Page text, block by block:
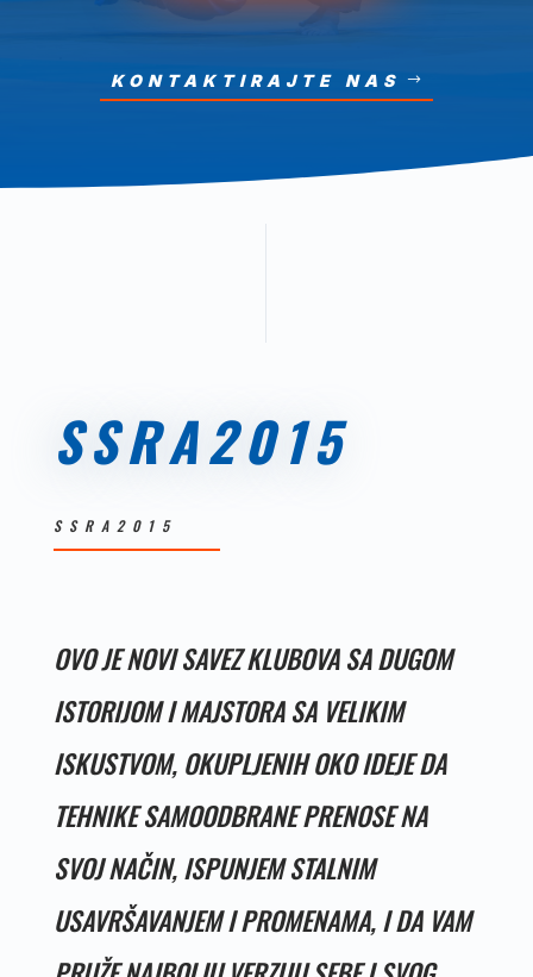
KONTAKTIRAJTE NAS
SSRA2015
SSRA2015
OVO JE NOVI SAVEZ KLUBOVA SA DUGOM
ISTORIJOM I MAJSTORA SA VELIKIM
ISKUSTVOM, OKUPLJENIH OKO IDEJE DA
TEHNIKE SAMOODBRANE PRENOSE NA
SVOJ NAČIN, ISPUNJEM STALNIM
USAVRŠAVANJEM I PROMENAMA, I DA VAM